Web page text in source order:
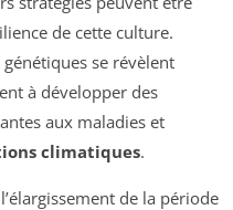
de cette culture.
se révèlent
à développer des
aux maladies et
climatiques.
de la période